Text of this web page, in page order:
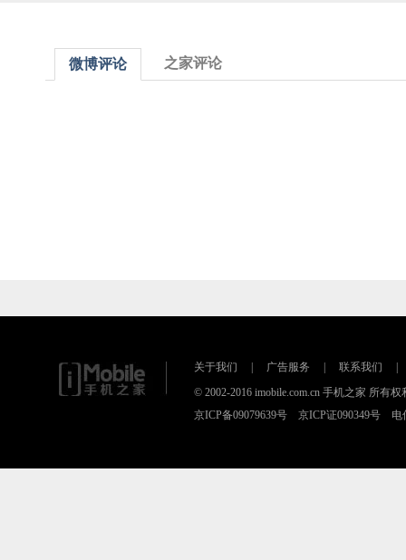
微博评论 之家评论
关于我们 广告服务 联系我们
© 2002-2016 imobile.com.cn 手机之家 所有权
京ICP备09079639号 京ICP证090349号 电